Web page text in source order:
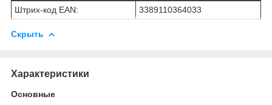
Штрих-код EAN: 3389110364033
Скрыть
Характеристики
Основные